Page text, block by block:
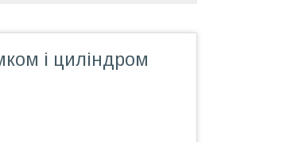
і циліндром